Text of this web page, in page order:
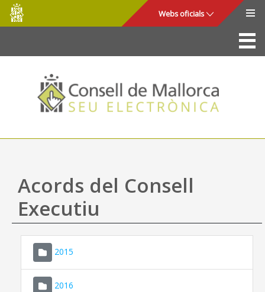
Salta al contingut principal
Consell
de
Mallorca
Webs oficials
La Seu
Consell de Mallorca
Accés i seguretat
Utilitats
Ajuda
Acords del Consell
Executiu
2015
2016